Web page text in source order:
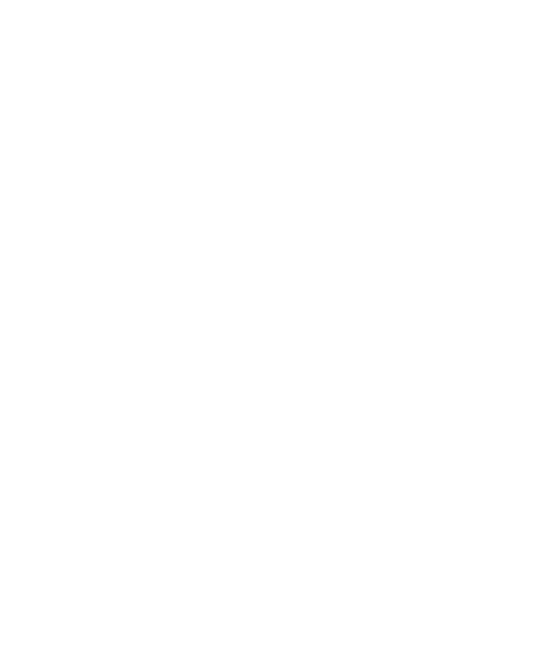
Grafik,
hundert
vergessene